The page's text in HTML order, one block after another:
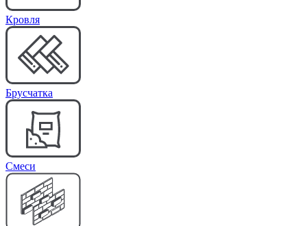
Кровля
Брусчатка
Cмеси